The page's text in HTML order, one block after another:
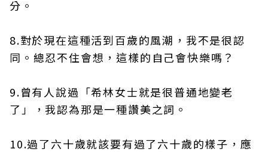
分。
8.對於現在這種活到百歲的風潮，我不是很認
同。總忍不住會想，這樣的自己會快樂嗎？
9.曾有人說過「希林女士就是很普通地變老
了」，我認為那是一種讚美之詞。
10.過了六十歲就該要有過了六十歲的樣子，應